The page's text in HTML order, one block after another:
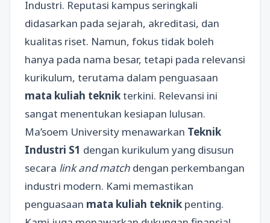
Industri. Reputasi kampus seringkali
didasarkan pada sejarah, akreditasi, dan
kualitas riset. Namun, fokus tidak boleh
hanya pada nama besar, tetapi pada relevansi
kurikulum, terutama dalam penguasaan
mata kuliah teknikterkini. Relevansi ini
sangat menentukan kesiapan lulusan.
Ma’soem University menawarkan Teknik
Industri S1 dengan kurikulum yang disusun
secara link and match dengan perkembangan
industri modern. Kami memastikan
penguasaan mata kuliah teknik penting.